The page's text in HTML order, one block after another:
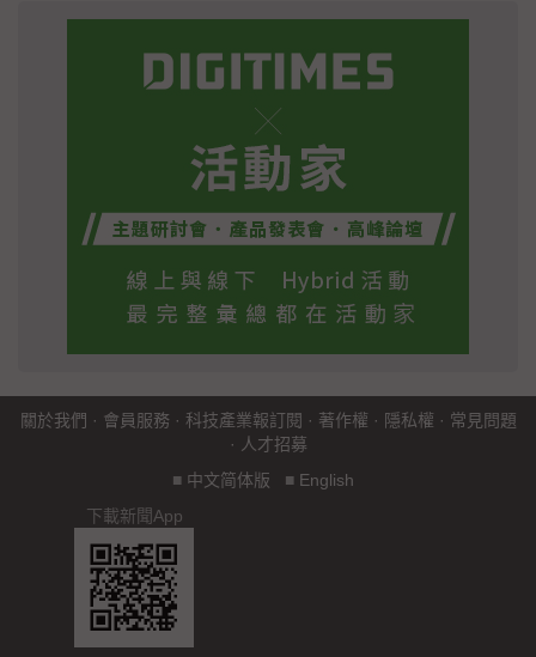
關於我們 · 會員服務 · 科技產業報訂閱 · 著作權 · 隱私權 · 常見問題
· 人才招募
■ 中文简体版 ■ English
下載新聞App